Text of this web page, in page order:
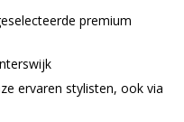
premium
ervaren stylisten, ook via